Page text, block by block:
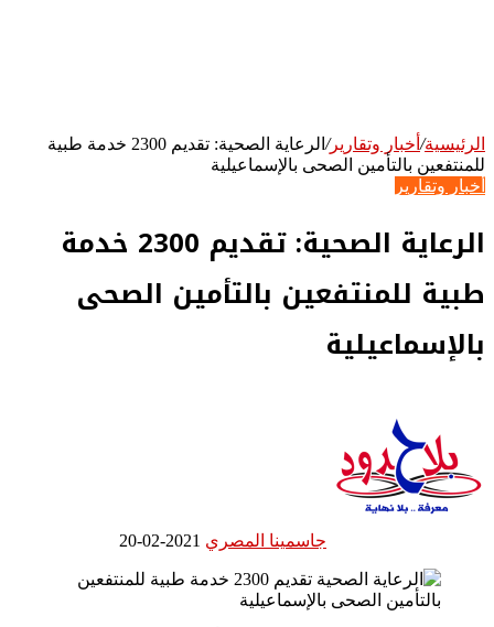
الرئيسية/ أخبار وتقارير/
الرعاية الصحية: تقديم 2300 خدمة طبية
للمنتفعين بالتأمين الصحى بالإسماعيلية
أخبار وتقارير
الرعاية الصحية: تقديم 2300 خدمة
طبية للمنتفعين بالتأمين الصحى
بالإسماعيلية
جاسمينا المصري 2021-02-20